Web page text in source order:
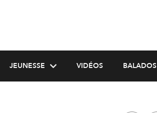
JEUNESSE VIDÉOS BALADOS